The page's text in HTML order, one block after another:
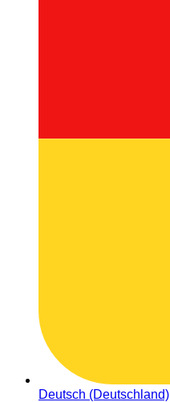
Deutsch (Deutschland)